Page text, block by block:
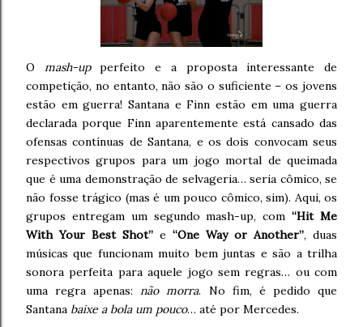
O mash-upperfeito e a proposta interessante de
competição, no entanto, não são o suficiente – os jovens
estão em guerra! Santana e Finn estão em uma guerra
declarada porque Finn aparentemente está cansado das
ofensas contínuas de Santana, e os dois convocam seus
respectivos grupos para um jogo mortal de queimada
que é uma demonstração de selvageria… seria cômico, se
não fosse trágico (mas é um pouco cômico, sim). Aqui, os
grupos entregam um segundo mash-up, com“Hit Me
With Your Best Shot” e “One Way or Another”, duas
músicas que funcionam muito bem juntas e são a trilha
sonora perfeita para aquele jogo sem regras… ou com
uma regra apenas:não morra. No fim, é pedido que
Santana baixe a bola um pouco… até por Mercedes.